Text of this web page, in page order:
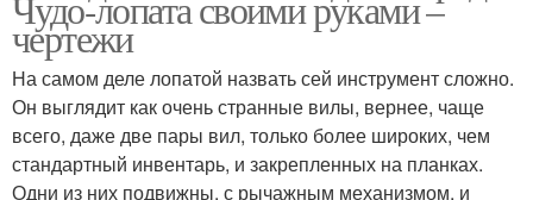
чертежи
На самом деле лопатой назвать сей инструмент сложно.
Он выглядит как очень странные вилы, вернее, чаще
всего, даже две пары вил, только более широких, чем
стандартный инвентарь, и закрепленных на планках.
Одни из них подвижны, с рычажным механизмом, и